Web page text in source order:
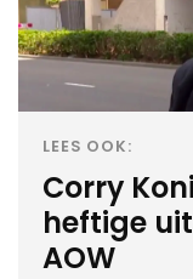
LEES OOK:
Corry
heftige
AOW